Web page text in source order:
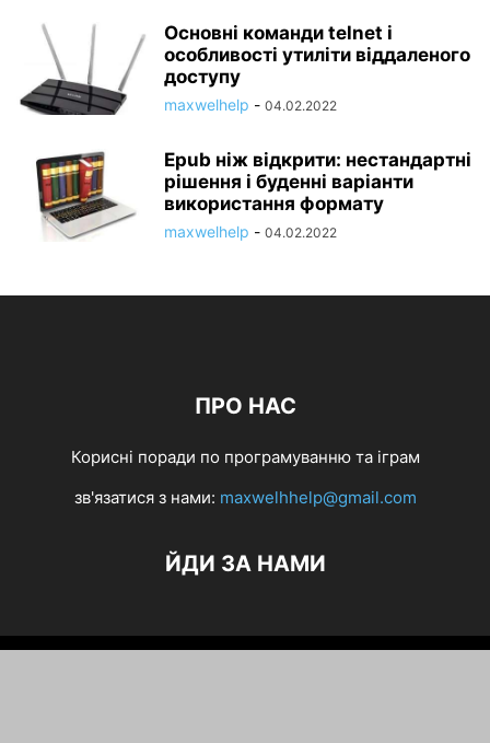
Основні команди telnet і
особливості утиліти віддаленого
доступу
maxwelhelp - 04.02.2022
Epub ніж відкрити: нестандартні
рішення і буденні варіанти
використання формату
maxwelhelp - 04.02.2022
ПРО НАС
Корисні поради по програмуванню та іграм
зв'язатися з нами: maxwelhhelp@gmail.com
ЙДИ ЗА НАМИ